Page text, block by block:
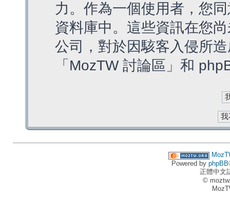
力。作為一個使用者，您
資料庫中。這些資訊在您
公司，對於因駭客入侵所
「MozTW 討論區」和
Powered by phpBB
正體中文
©